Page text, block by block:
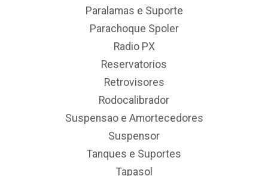
Paralamas e Suporte
Parachoque Spoler
Radio PX
Reservatorios
Retrovisores
Rodocalibrador
Suspensao e Amortecedores
Suspensor
Tanques e Suportes
Tapasol